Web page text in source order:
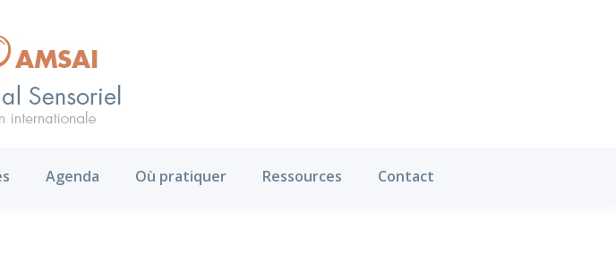
Agenda Où pratiquer Ressources Contact